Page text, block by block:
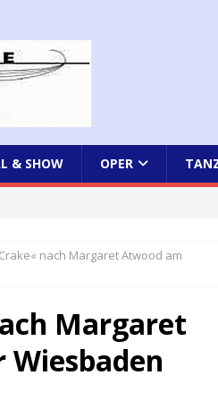
& SHOW OPER
nach Margaret Atwood am
Margaret